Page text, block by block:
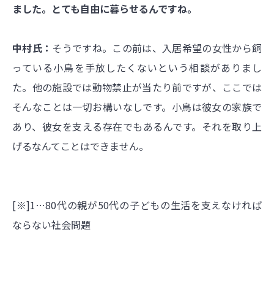
ました。とても自由に暮らせるんですね。
中村氏： そうですね。この前は、入居希望の女性から飼
っている小鳥を手放したくないという相談がありまし
た。他の施設では動物禁止が当たり前ですが、ここでは
そんなことは一切お構いなしです。小鳥は彼女の家族で
あり、彼女を支える存在でもあるんです。それを取り上
げるなんてことはできません。
[※]1…80代の親が50代の子どもの生活を支えなければ
ならない社会問題